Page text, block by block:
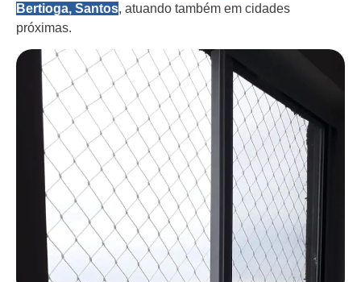
Bertioga, Santos, atuando também em cidades
próximas.